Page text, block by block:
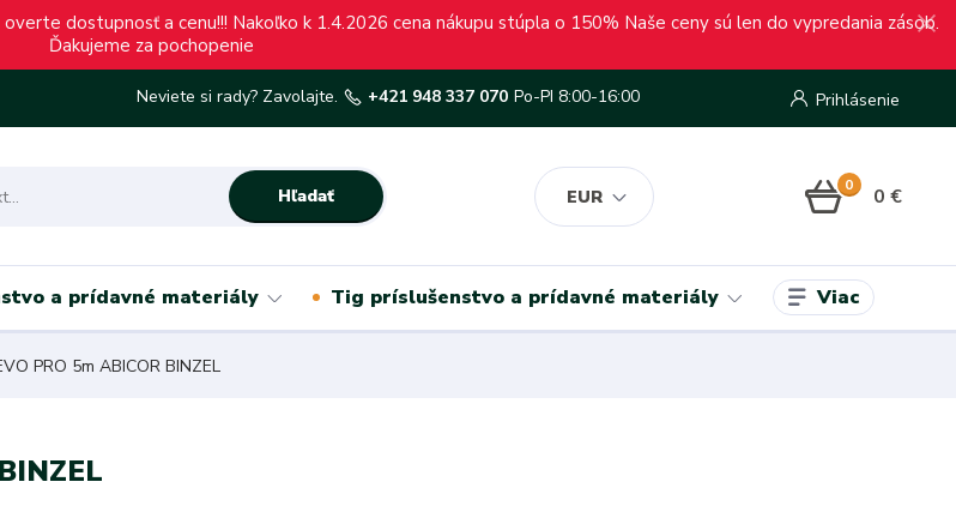
dostupnosť a cenu!!! Nakoľko k 1.4.2026 cena nákupu stúpla o 150% Naše ceny sú len do vypredania zásob.
Ďakujeme za pochopenie
EUR
Prihlásenie
Hľadať
Neviete si rady? Zavolajte. +421 948 337 070 Po-PI 8:00-16:00
0 0 €
a prídavné materiály Tig príslušenstvo a prídavné materiály Viac
PRO 5m ABICOR BINZEL